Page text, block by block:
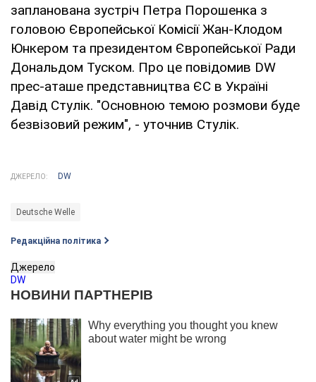
запланована зустріч Петра Порошенка з
головою Європейської Комісії Жан-Клодом
Юнкером та президентом Європейської Ради
Дональдом Туском. Про це повідомив DW
прес-аташе представництва ЄС в Україні
Давід Стулік. "Основною темою розмови буде
безвізовий режим", - уточнив Стулік.
ДЖЕРЕЛО: DW
Deutsche Welle
Редакційна політика
Джерело
DW